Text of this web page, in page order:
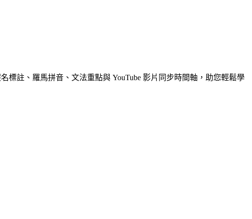
標註、羅馬拼音、文法重點與 YouTube 影片同步時間軸，助您輕鬆學